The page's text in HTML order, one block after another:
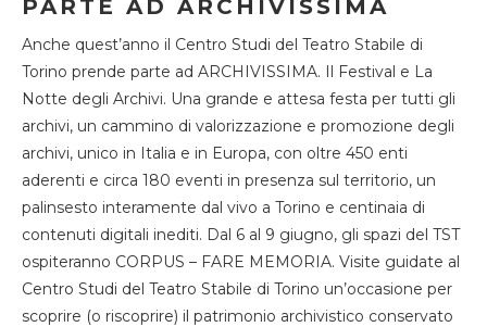
PARTE AD ARCHIVISSIMA
Anche quest’anno il Centro Studi del Teatro Stabile di
Torino prende parte ad ARCHIVISSIMA. Il Festival e La
Notte degli Archivi. Una grande e attesa festa per tutti gli
archivi, un cammino di valorizzazione e promozione degli
archivi, unico in Italia e in Europa, con oltre 450 enti
aderenti e circa 180 eventi in presenza sul territorio, un
palinsesto interamente dal vivo a Torino e centinaia di
contenuti digitali inediti. Dal 6 al 9 giugno, gli spazi del TST
ospiteranno CORPUS – FARE MEMORIA. Visite guidate al
Centro Studi del Teatro Stabile di Torino un’occasione per
scoprire (o riscoprire) il patrimonio archivistico conservato